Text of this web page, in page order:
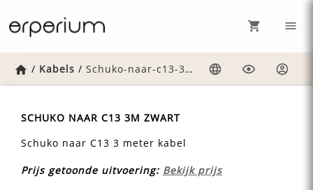
Home
/ Kabels / Schuko-naar-c13-3m-zwart
SCHUKO NAAR C13 3M ZWART
Schuko naar C13 3 meter kabel
Prijs getoonde uitvoering: Bekijk prijs